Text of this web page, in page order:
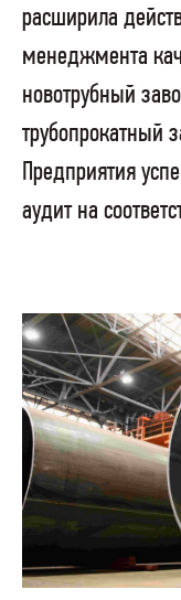
расширила
менеджмента
новотрубный
трубопрокатный
Предприятия
аудит на